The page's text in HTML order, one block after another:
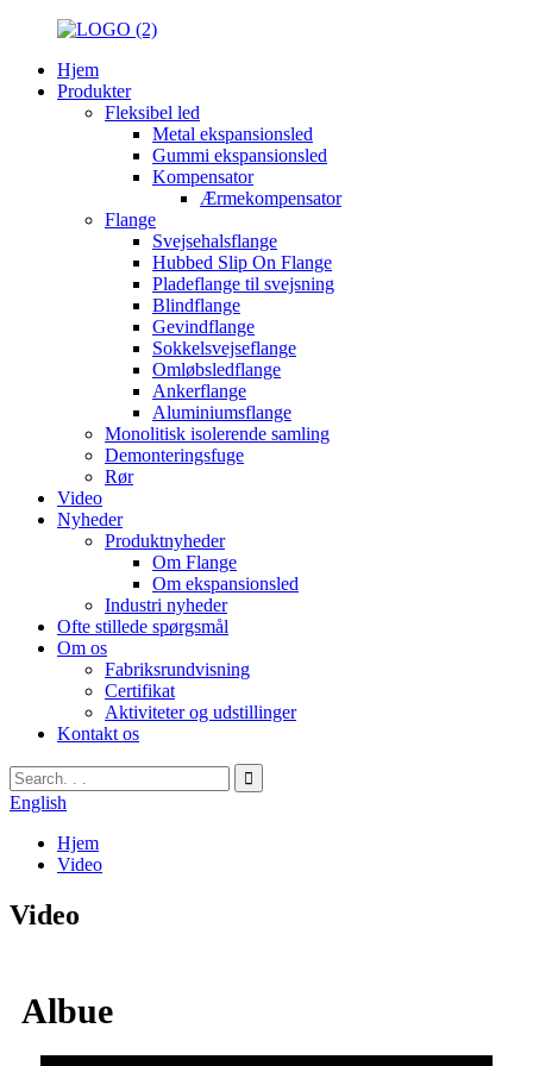
Hjem
Produkter
Fleksibel led
Metal ekspansionsled
Gummi ekspansionsled
Kompensator
Ærmekompensator
Flange
Svejsehalsflange
Hubbed Slip On Flange
Pladeflange til svejsning
Blindflange
Gevindflange
Sokkelsvejseflange
Omløbsledflange
Ankerflange
Aluminiumsflange
Monolitisk isolerende samling
Demonteringsfuge
Rør
Video
Nyheder
Produktnyheder
Om Flange
Om ekspansionsled
Industri nyheder
Ofte stillede spørgsmål
Om os
Fabriksrundvisning
Certifikat
Aktiviteter og udstillinger
Kontakt os
English
Hjem
Video
Video
Albue